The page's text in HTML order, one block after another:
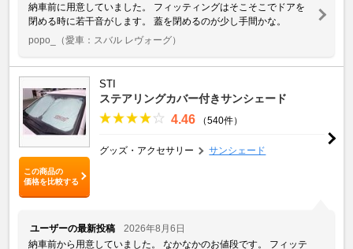
納車前に用意していました。 フィッティングはそこそこでドアを
閉める時に若干音がします。 蓋を閉めるのが少し手間かな。
popo_
（愛車：スバル レヴォーグ）
この商品の
価格を比較する
STI
ステアリングカバー付きサンシェード
4.46 （540件）
グッズ・アクセサリー サンシェード
ユーザーの最新投稿
2026年8月6日
納車前から用意していました。 なかなかのお値段です。 フィッテ